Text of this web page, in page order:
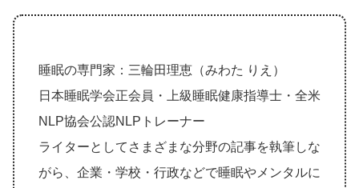
睡眠の専門家：三輪田理恵（みわた りえ）
日本睡眠学会正会員・上級睡眠健康指導士・全米
NLP協会公認NLPトレーナー
ライターとしてさまざまな分野の記事を執筆しな
がら、企業・学校・行政などで睡眠やメンタルに